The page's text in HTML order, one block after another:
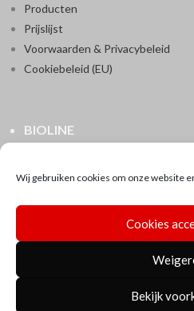
Wij gebruiken cookies om onze website
Cookies
Bekijk
Producten
Prijslijst
Voorwaarden & Privacybeleid
Cookiebeleid (EU)
BIOLINE
2520 Ranst
BTW BE0525 516 207